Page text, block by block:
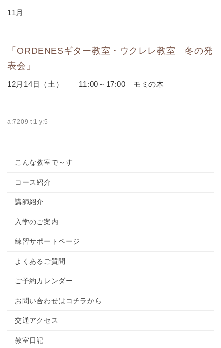
11月
「ORDENESギター教室・ウクレレ教室 冬の発
表会」
12月14日（土） 11:00～17:00 モミの木
a:7209 t:1 y:5
こんな教室で～す
コース紹介
講師紹介
入学のご案内
練習サポートページ
よくあるご質問
ご予約カレンダー
お問い合わせはコチラから
交通アクセス
教室日記